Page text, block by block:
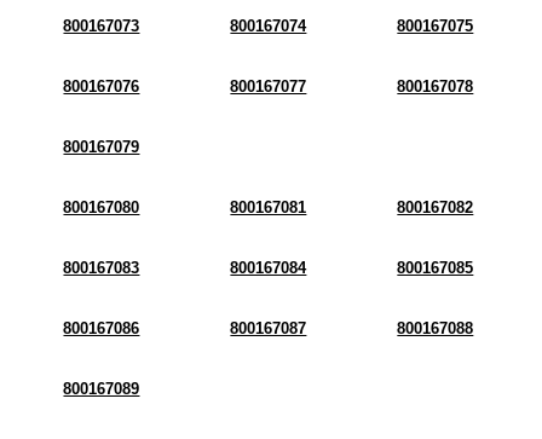
800167073 800167074 800167075
800167076 800167077 800167078
800167079
800167080 800167081 800167082
800167083 800167084 800167085
800167086 800167087 800167088
800167089